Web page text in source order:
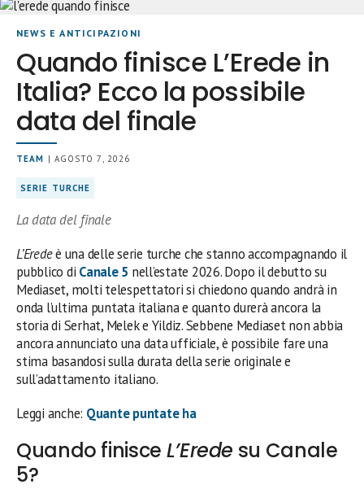
NEWS E ANTICIPAZIONI
Quando finisce L’Erede in
Italia? Ecco la possibile
data del finale
TEAM | AGOSTO 7, 2026
SERIE TURCHE
La data del finale
L’Eredeè una delle serie turche che stanno accompagnando il
pubblico di Canale 5 nell’estate 2026. Dopo il debutto su
Mediaset, molti telespettatori si chiedono quando andrà in
onda l’ultima puntata italiana e quanto durerà ancora la
storia di Serhat, Melek e Yildiz. Sebbene Mediaset non abbia
ancora annunciato una data ufficiale, è possibile fare una
stima basandosi sulla durata della serie originale e
sull’adattamento italiano.
Leggi anche: Quante puntate ha
Quando finisce L’Erede su Canale
5?